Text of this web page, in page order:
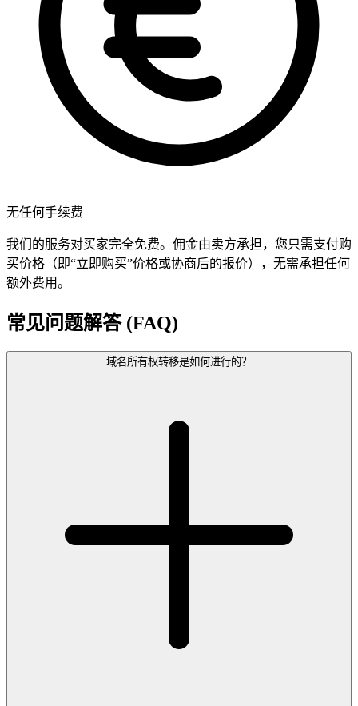
无任何手续费
我们的服务对买家完全免费。佣金由卖方承担，您只需支付购
买价格（即“立即购买”价格或协商后的报价），无需承担任何
额外费用。
常见问题解答 (FAQ)
域名所有权转移是如何进行的？